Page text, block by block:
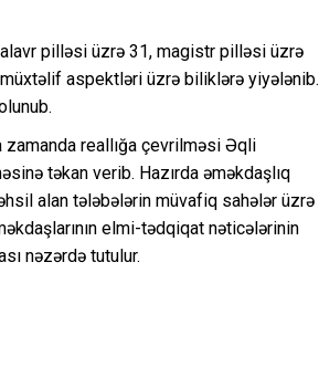
pilləsi üzrə 31, magistr pilləsi üzrə
aspektləri üzrə biliklərə yiyələnib.
zamanda reallığa çevrilməsi Əqli
təkan verib. Hazırda əməkdaşlıq
alan tələbələrin müvafiq sahələr üzrə
elmi-tədqiqat nəticələrinin
nəzərdə tutulur.